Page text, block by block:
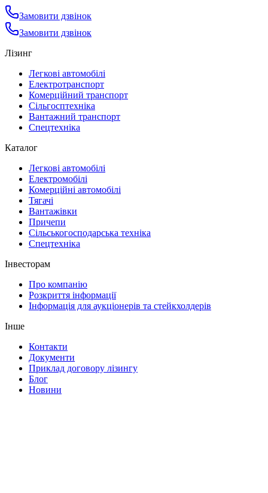
Замовити дзвінок
Замовити дзвінок
Лізинг
Легкові автомобілі
Електротранспорт
Комерційний транспорт
Сільгосптехніка
Вантажний транспорт
Спецтехніка
Каталог
Легкові автомобілі
Електромобілі
Комерційні автомобілі
Тягачі
Вантажівки
Причепи
Сільськогосподарська техніка
Спецтехніка
Інвесторам
Про компанію
Розкриття інформації
Інформація для аукціонерів та стейкхолдерів
Інше
Контакти
Документи
Приклад договору лізингу
Блог
Новини